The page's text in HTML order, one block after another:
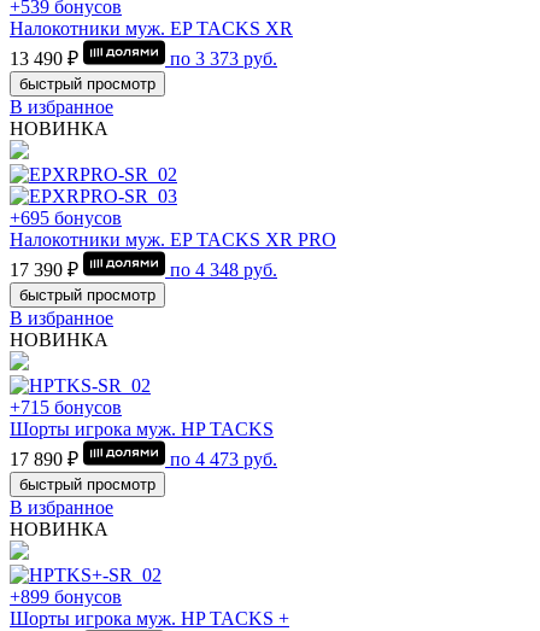
+539 бонусов
Налокотники муж. EP TACKS XR
13 490 ₽
по 3 373 руб.
быстрый просмотр
В избранное
НОВИНКА
+695 бонусов
Налокотники муж. EP TACKS XR PRO
17 390 ₽
по 4 348 руб.
быстрый просмотр
В избранное
НОВИНКА
+715 бонусов
Шорты игрока муж. HP TACKS
17 890 ₽
по 4 473 руб.
быстрый просмотр
В избранное
НОВИНКА
+899 бонусов
Шорты игрока муж. HP TACKS +